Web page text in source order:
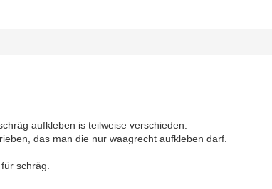
aufkleben is teilweise verschieden.
das man die nur waagrecht aufkleben darf.
schräg.